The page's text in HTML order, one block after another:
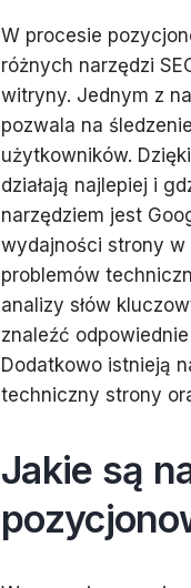
W procesie
różnych narzędzi
witryny. Jednym z
pozwala na
użytkowników.
działają najlepiej i
narzędziem jest
wydajności strony
problemów
analizy słów
znaleźć
Dodatkowo istnieją
techniczny strony
Jakie są